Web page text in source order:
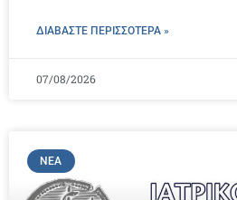
ΔΙΑΒΑΣΤΕ ΠΕΡΙΣΣΌΤΕΡΑ »
07/08/2026
ΝΈΑ